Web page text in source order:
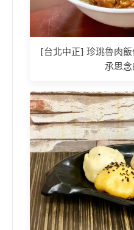
[台北中正] 珍珧魯肉
承思